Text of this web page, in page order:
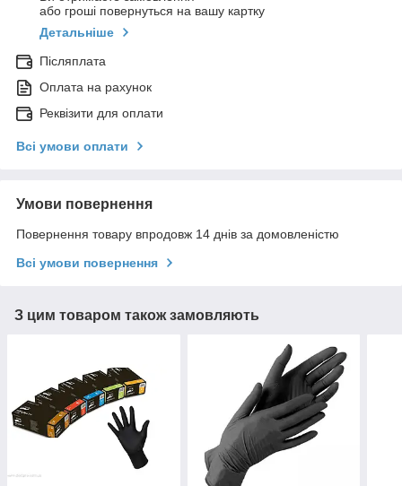
або гроші повернуться на вашу картку
Детальніше
Післяплата
Оплата на рахунок
Реквізити для оплати
Всі умови оплати
Умови повернення
Повернення товару впродовж 14 днів за домовленістю
Всі умови повернення
З цим товаром також замовляють